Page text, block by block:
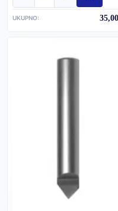
UKUPNO: